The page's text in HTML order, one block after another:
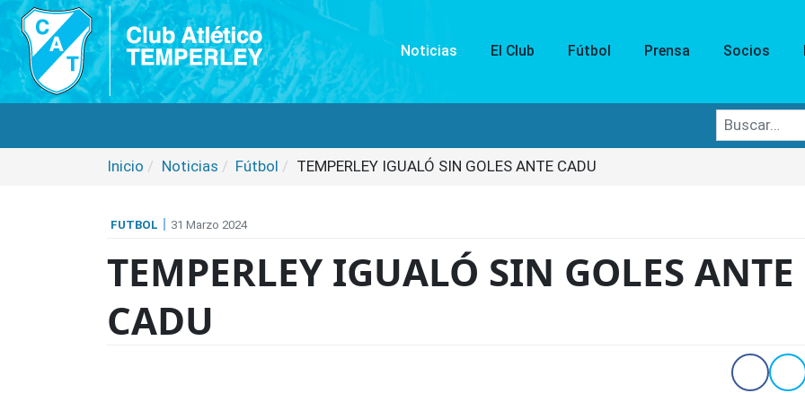
Noticias El Club Fútbol Prensa Socios
Buscar
Inicio Noticias Fútbol TEMPERLEY IGUALÓ SIN GOLES ANTE CADU
FUTBOL 31 Marzo 2024
TEMPERLEY IGUALÓ SIN GOLES ANTE
CADU